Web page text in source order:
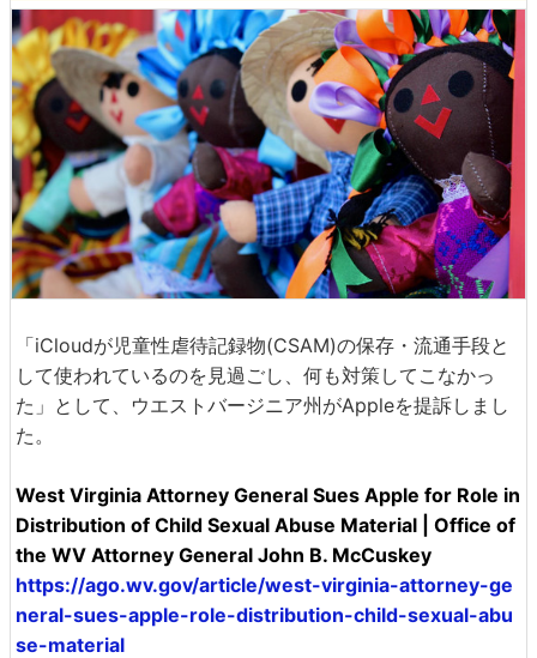
「iCloudが児童性虐待記録物(CSAM)の保存・流通手段と
して使われているのを見過ごし、何も対策してこなかっ
た」として、ウエストバージニア州がAppleを提訴しまし
た。
West Virginia Attorney General Sues Apple for Role in
Distribution of Child Sexual Abuse Material | Office of
the WV Attorney General John B. McCuskey
https://ago.wv.gov/article/west-virginia-attorney-ge
neral-sues-apple-role-distribution-child-sexual-abu
se-material